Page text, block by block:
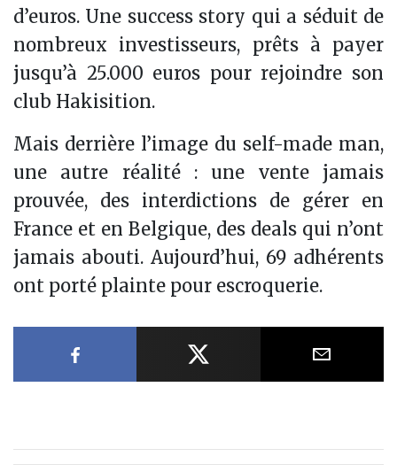
d’euros. Une success story qui a séduit de
nombreux investisseurs, prêts à payer
jusqu’à 25.000 euros pour rejoindre son
club Hakisition.
Mais derrière l’image du self-made man,
une autre réalité : une vente jamais
prouvée, des interdictions de gérer en
France et en Belgique, des deals qui n’ont
jamais abouti. Aujourd’hui, 69 adhérents
ont porté plainte pour escroquerie.
Partager sur FacebookPartager sur X